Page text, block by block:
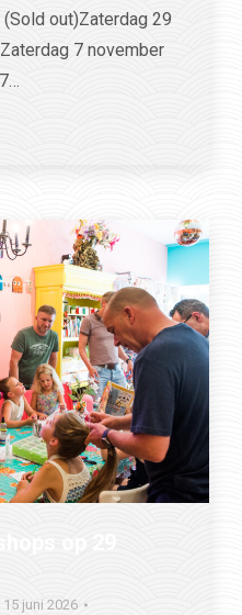
out)Zaterdag 29
7 november
15 juni 2026